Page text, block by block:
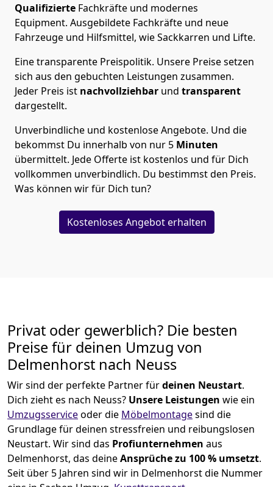
Qualifizierte Fachkräfte und modernes
Equipment. Ausgebildete Fachkräfte und neue
Fahrzeuge und Hilfsmittel, wie Sackkarren und Lifte.
Eine transparente Preispolitik. Unsere Preise setzen
sich aus den gebuchten Leistungen zusammen.
Jeder Preis ist nachvollziehbar und transparent
dargestellt.
Unverbindliche und kostenlose Angebote. Und die
bekommst Du innerhalb von nur 5 Minuten
übermittelt. Jede Offerte ist kostenlos und für Dich
vollkommen unverbindlich. Du bestimmst den Preis.
Was können wir für Dich tun?
Kostenloses Angebot erhalten
Privat oder gewerblich? Die besten
Preise für deinen Umzug von
Delmenhorst nach Neuss
Wir sind der perfekte Partner fürdeinen Neustart.
Dich zieht es nach Neuss? Unsere Leistungen wie ein
Umzugsserviceoder die Möbelmontagesind die
Grundlage für deinen stressfreien und reibungslosen
Neustart. Wir sind das Profiunternehmen aus
Delmenhorst, das deineAnsprüche zu 100 % umsetzt.
Seit über 5 Jahren sind wir in Delmenhorst die Nummer